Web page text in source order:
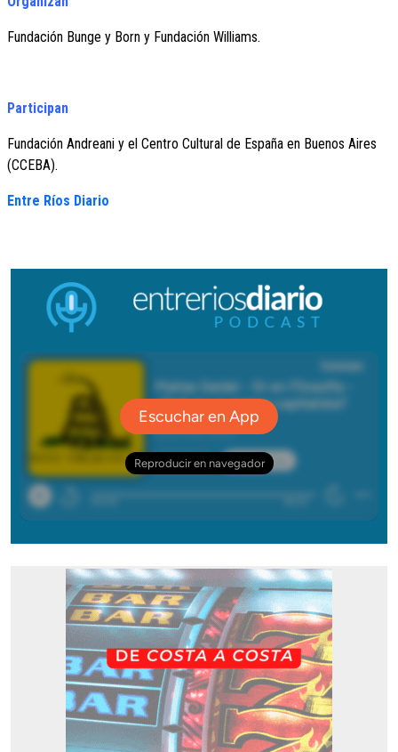
Fundación Bunge y Born y Fundación Williams.
Participan
Fundación Andreani y el Centro Cultural de España en Buenos Aires
(CCEBA).
Entre Ríos Diario